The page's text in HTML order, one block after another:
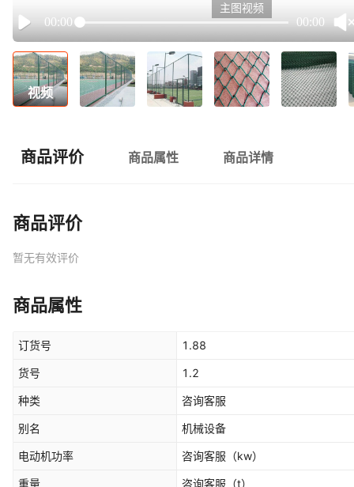
Play
00:00 00:00
主图视频
视频
商品评价 商品属性 商品详情
商品评价
暂无有效评价
商品属性
订货号 1.88
货号 1.2
种类 咨询客服
别名 机械设备
电动机功率 咨询客服 （kw）
重量 咨询客服 （t）